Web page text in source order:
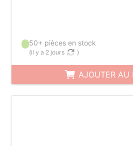
50+ pièces en stock
(il y a 2 jours )
AJOUTER AU